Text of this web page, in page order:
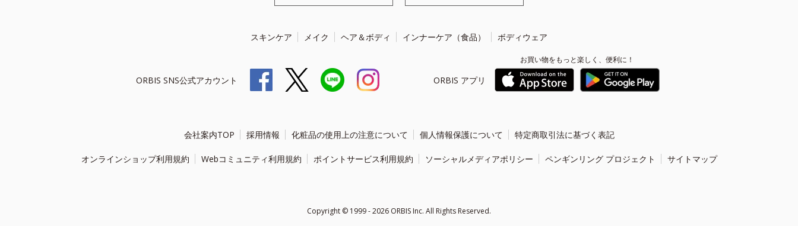
スキンケア メイク ヘア＆ボディ インナーケア（食品） ボディウェア
ORBIS SNS公式アカウント ORBIS アプリ
お買い物をもっと楽しく、便利に！
会社案内TOP 採用情報 化粧品の使用上の注意について 個人情報保護について 特定商取引法に基づく表記
オンラインショップ利用規約 Webコミュニティ利用規約 ポイントサービス利用規約 ソーシャルメディアポリシー ペンギンリング プロジェクト サイトマップ
Copyright © 1999 - 2026 ORBIS Inc. All Rights Reserved.